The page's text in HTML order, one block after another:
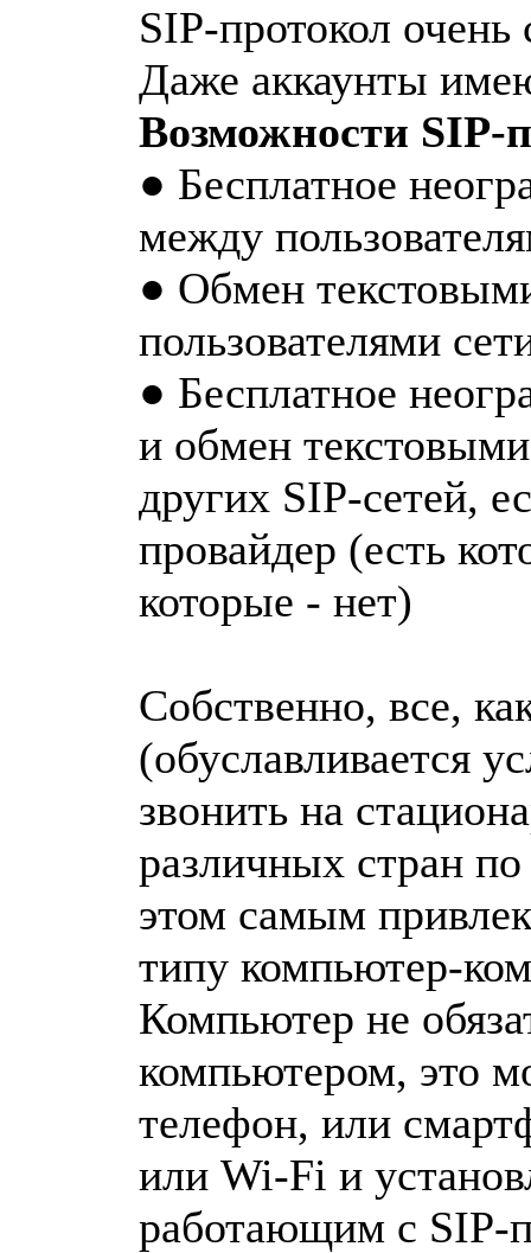
SIP-протокол
Даже аккаунты
Возможности SIP-
● Бесплатное
между
● Обмен
пользователями
● Бесплатное
и обмен
других SIP-сетей,
провайдер (есть
которые - нет)
Собственно, все,
(обуславливается
звонить на
различных стран
этом самым
типу компьютер-
Компьютер не
компьютером, это
телефон, или
или Wi-Fi и
работающим с SIP-